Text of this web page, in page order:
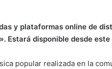
y plataformas online de
Estará disponible desde
popular realizada en la